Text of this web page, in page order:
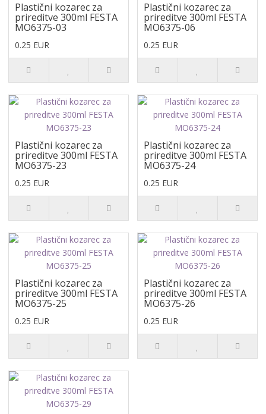
Plastični kozarec za
prireditve 300ml FESTA
MO6375-03
0.25 EUR
Plastični kozarec za
prireditve 300ml FESTA
MO6375-06
0.25 EUR
Plastični kozarec za
prireditve 300ml FESTA
MO6375-23
0.25 EUR
Plastični kozarec za
prireditve 300ml FESTA
MO6375-24
0.25 EUR
Plastični kozarec za
prireditve 300ml FESTA
MO6375-25
0.25 EUR
Plastični kozarec za
prireditve 300ml FESTA
MO6375-26
0.25 EUR